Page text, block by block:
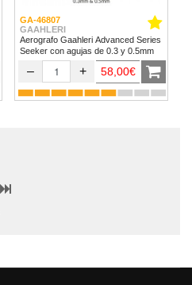
GA-46807
GAAHLERI
Aerografo Gaahleri Advanced Series
Seeker con agujas de 0.3 y 0.5mm
– + 58,00€